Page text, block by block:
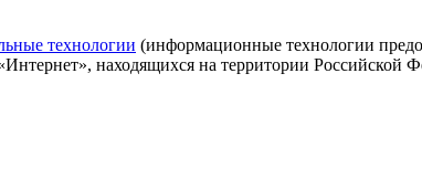
технологии (информационные технологии
находящихся на территории Российской